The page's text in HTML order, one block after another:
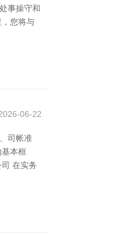
事操守和
您将与
06-22
司帐准
本框
在实务